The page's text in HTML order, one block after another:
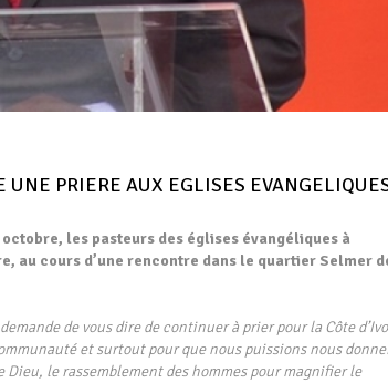
UNE PRIERE AUX EGLISES
les pasteurs des églises évangéliques à
au cours d’une rencontre dans le quartier Selmer
de vous dire de continuer à prier pour la Côte
et surtout pour que nous puissions nous
le rassemblement des hommes pour magnifier le